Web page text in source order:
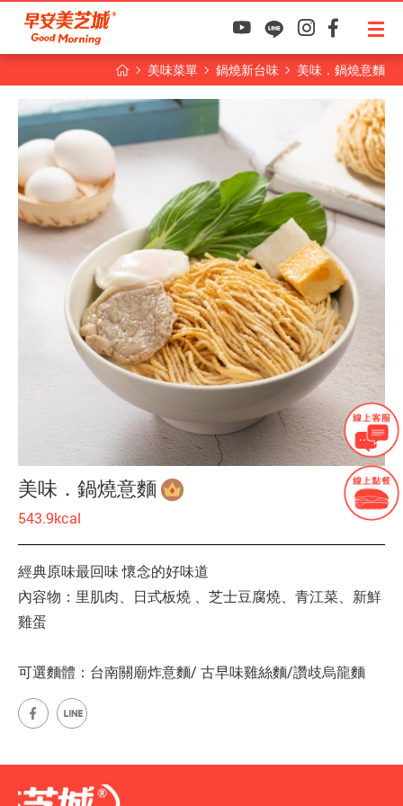
美味菜單 鍋燒新台味 美味．鍋燒意麵
美味．鍋燒意麵
543.9kcal
經典原味最回味 懷念的好味道
內容物：里肌肉、日式板燒 、芝士豆腐燒、青江菜、新鮮
雞蛋
可選麵體：台南關廟炸意麵/ 古早味雞絲麵/讚歧烏龍麵